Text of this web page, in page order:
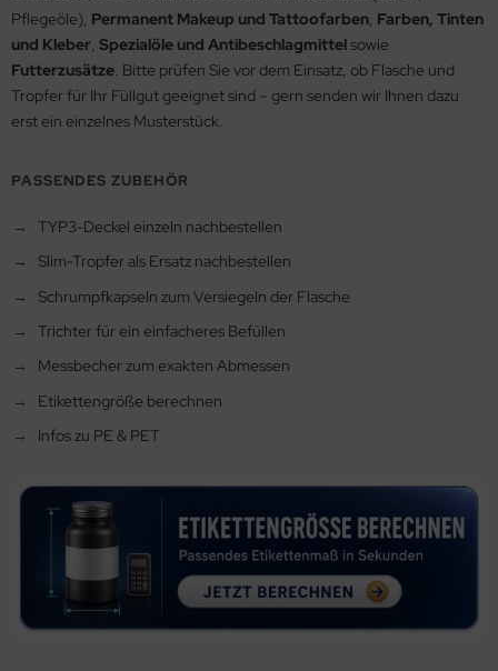
Pflegeöle), Permanent Makeup und Tattoofarben, Farben, Tinten
und Kleber, Spezialöle und Antibeschlagmittelsowie
Futterzusätze. Bitte prüfen Sie vor dem Einsatz, ob Flasche und
Tropfer für Ihr Füllgut geeignet sind – gern senden wir Ihnen dazu
erst ein einzelnes Musterstück.
PASSENDES ZUBEHÖR
TYP3-Deckel einzeln nachbestellen
Slim-Tropfer als Ersatz nachbestellen
Schrumpfkapseln zum Versiegeln der Flasche
Trichter für ein einfacheres Befüllen
Messbecher zum exakten Abmessen
Etikettengröße berechnen
Infos zu PE & PET